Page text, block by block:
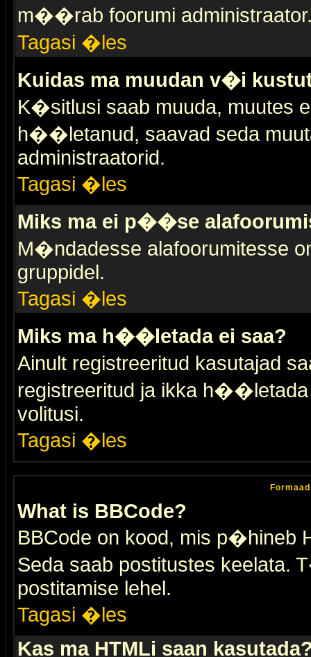
m��rab foorumi
Tagasi �les
Kuidas ma muudan v�i
K�sitlusi saab muuda, muutes
h��letanud, saavad seda
administraatorid.
Tagasi �les
Miks ma ei p��se
M�ndadesse alafoorumitesse
gruppidel.
Tagasi �les
Miks ma h��letada ei saa?
Ainult registreeritud kasutajad
registreeritud ja ikka h��letada
volitusi.
Tagasi �les
What is BBCode?
BBCode on kood, mis p�hineb
Seda saab postitustes keelata.
postitamise lehel.
Tagasi �les
Kas ma HTMLi saan